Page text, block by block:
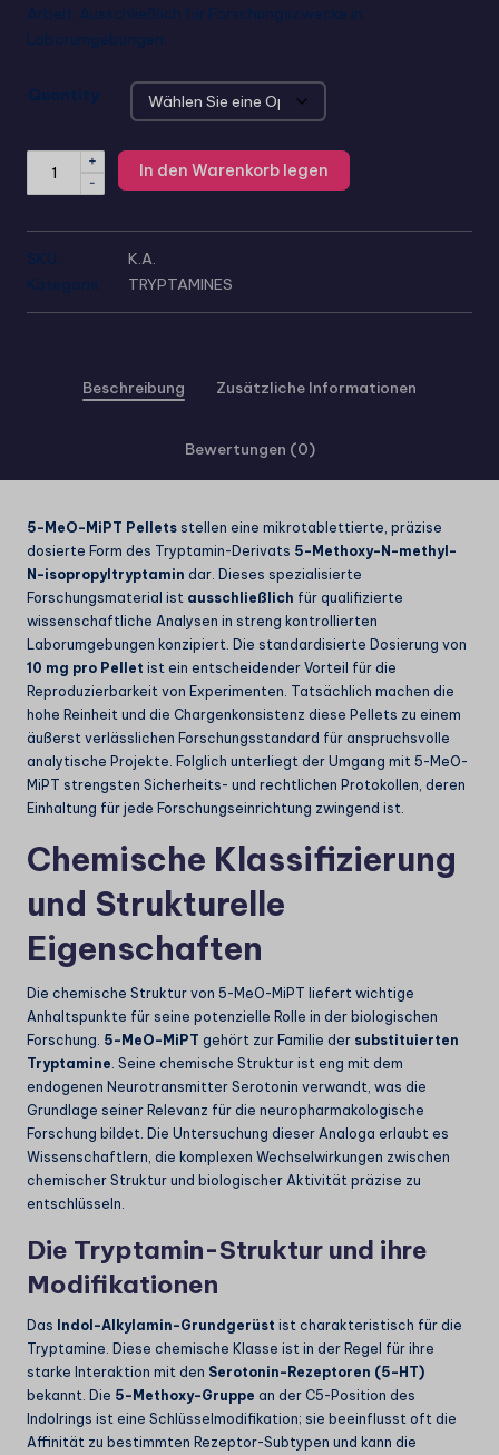
Arbeit. Ausschließlich für Forschungszwecke in
Laborumgebungen.
Quantity
-
+
In den Warenkorb legen
SKU:
K.A.
Kategorie:
TRYPTAMINES
Beschreibung Zusätzliche Informationen
Bewertungen (0)
5-MeO-MiPT Pellets stellen eine mikrotablettierte, präzise
dosierte Form des Tryptamin-Derivats 5-Methoxy-N-methyl-
N-isopropyltryptamin dar. Dieses spezialisierte
Forschungsmaterial ist ausschließlich für qualifizierte
wissenschaftliche Analysen in streng kontrollierten
Laborumgebungen konzipiert. Die standardisierte Dosierung von
10 mg pro Pellet ist ein entscheidender Vorteil für die
Reproduzierbarkeit von Experimenten. Tatsächlich machen die
hohe Reinheit und die Chargenkonsistenz diese Pellets zu einem
äußerst verlässlichen Forschungsstandard für anspruchsvolle
analytische Projekte. Folglich unterliegt der Umgang mit 5-MeO-
MiPT strengsten Sicherheits- und rechtlichen Protokollen, deren
Einhaltung für jede Forschungseinrichtung zwingend ist.
Chemische Klassifizierung
und Strukturelle
Eigenschaften
Die chemische Struktur von 5-MeO-MiPT liefert wichtige
Anhaltspunkte für seine potenzielle Rolle in der biologischen
Forschung. 5-MeO-MiPT gehört zur Familie der substituierten
Tryptamine. Seine chemische Struktur ist eng mit dem
endogenen Neurotransmitter Serotonin verwandt, was die
Grundlage seiner Relevanz für die neuropharmakologische
Forschung bildet. Die Untersuchung dieser Analoga erlaubt es
Wissenschaftlern, die komplexen Wechselwirkungen zwischen
chemischer Struktur und biologischer Aktivität präzise zu
entschlüsseln.
Die Tryptamin-Struktur und ihre
Modifikationen
Das Indol-Alkylamin-Grundgerüst ist charakteristisch für die
Tryptamine. Diese chemische Klasse ist in der Regel für ihre
starke Interaktion mit den Serotonin-Rezeptoren (5-HT)
bekannt. Die 5-Methoxy-Gruppe an der C5-Position des
Indolrings ist eine Schlüsselmodifikation; sie beeinflusst oft die
Affinität zu bestimmten Rezeptor-Subtypen und kann die